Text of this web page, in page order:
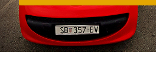
Kontakt